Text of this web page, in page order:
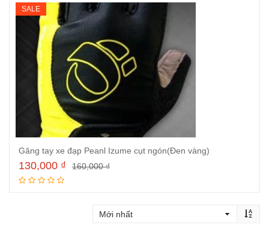
SALE
Găng tay xe đạp Peanl Izume cụt ngón(Đen vàng)
160,000₫
130,000 ₫